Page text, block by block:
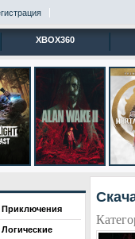
XBOX360
Приключения
Логические